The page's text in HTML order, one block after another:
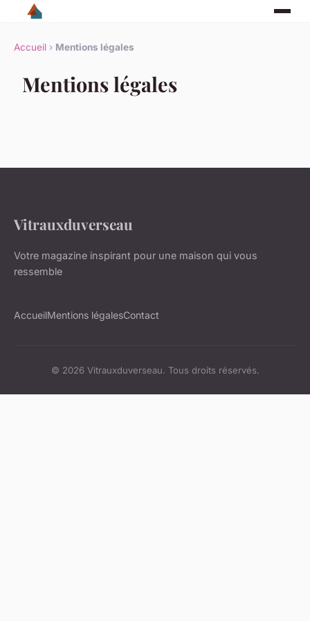
Accueil › Mentions légales
Mentions légales
Vitrauxduverseau
Votre magazine inspirant pour une maison qui vous
ressemble
AccueilMentions légalesContact
© 2026 Vitrauxduverseau. Tous droits réservés.